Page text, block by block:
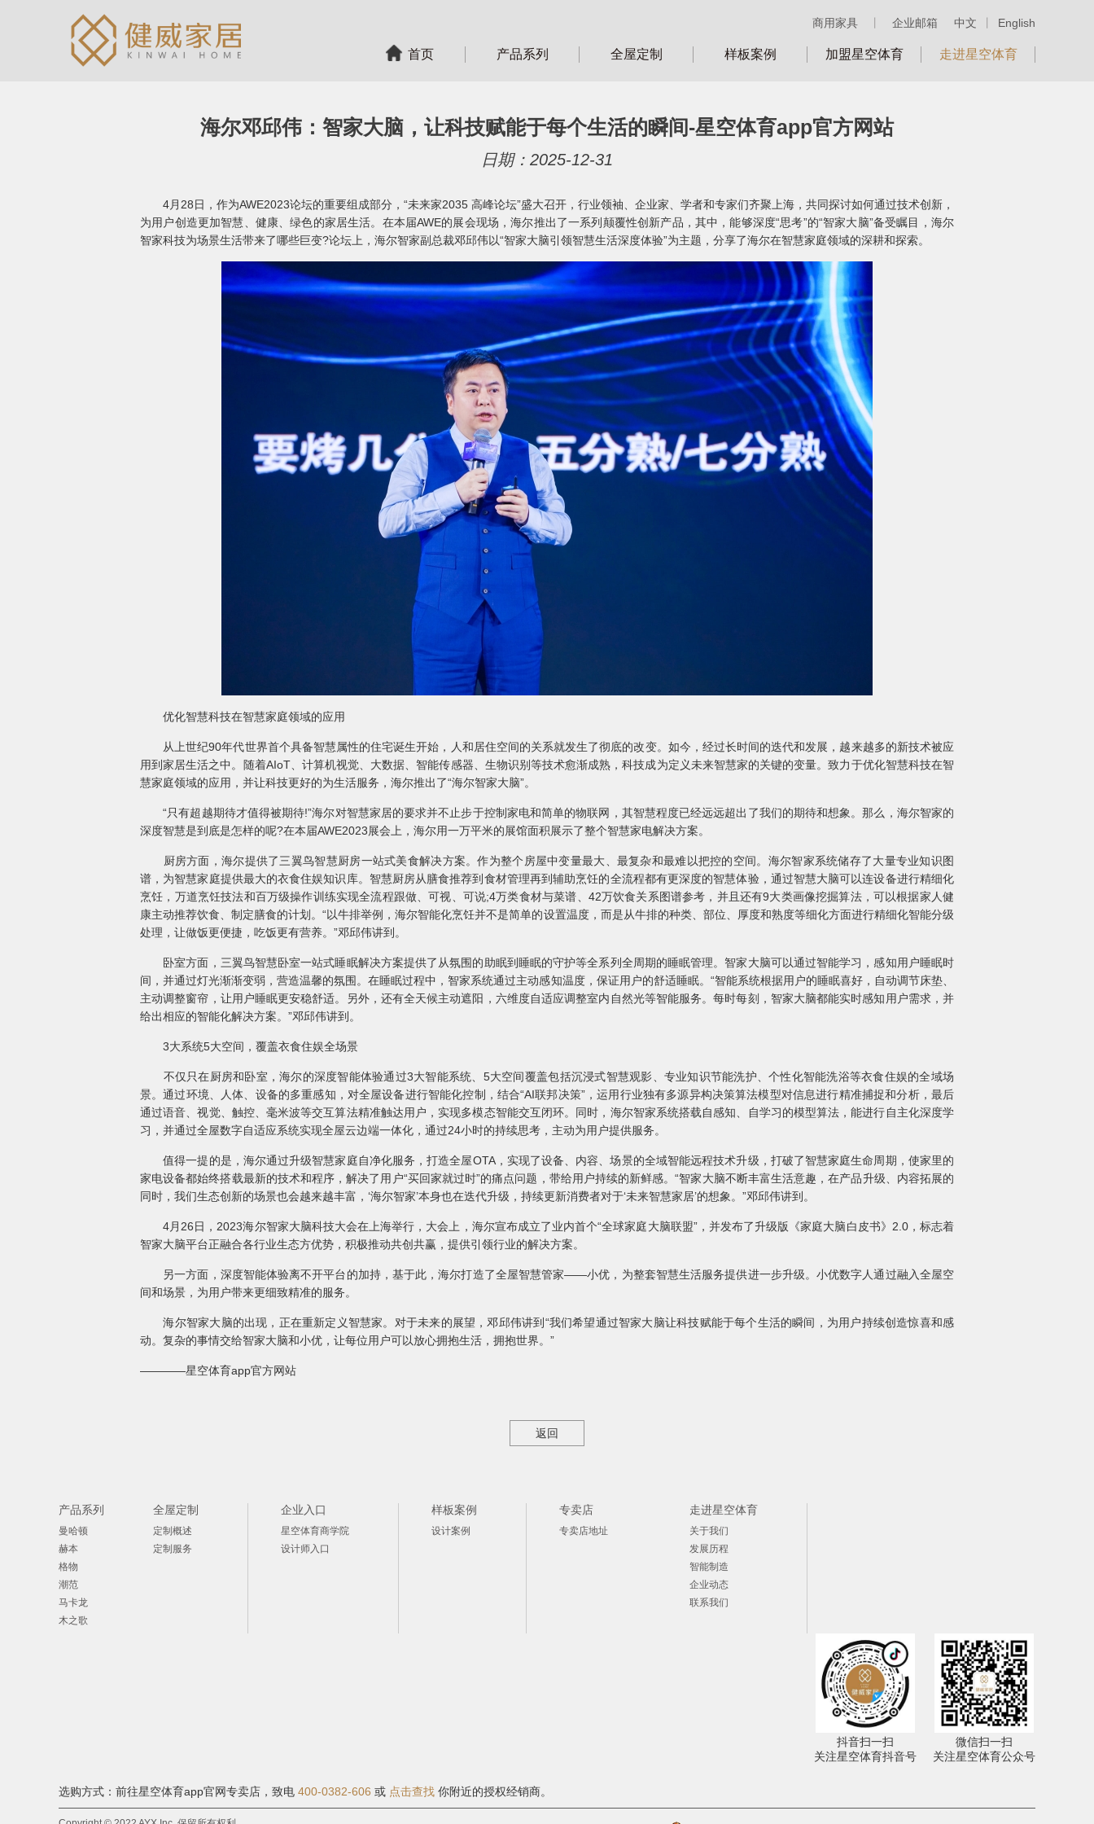
中文 English
商用家具 企业邮箱
首页 产品系列 全屋定制 样板案例 加盟星空体育 走进星空体育
海尔邓邱伟：智家大脑，让科技赋能于每个生活的瞬间-星空体育app官方网站
日期：2025-12-31
4月28日，作为AWE2023论坛的重要组成部分，“未来家2035 高峰论坛”盛大召开，行业领袖、企业家、学者和专家们齐聚上海，共同探讨如何通过技术创新，
为用户创造更加智慧、健康、绿色的家居生活。在本届AWE的展会现场，海尔推出了一系列颠覆性创新产品，其中，能够深度“思考”的“智家大脑”备受瞩目，海尔
智家科技为场景生活带来了哪些巨变?论坛上，海尔智家副总裁邓邱伟以“智家大脑引领智慧生活深度体验”为主题，分享了海尔在智慧家庭领域的深耕和探索。
优化智慧科技在智慧家庭领域的应用
从上世纪90年代世界首个具备智慧属性的住宅诞生开始，人和居住空间的关系就发生了彻底的改变。如今，经过长时间的迭代和发展，越来越多的新技术被应
用到家居生活之中。随着AIoT、计算机视觉、大数据、智能传感器、生物识别等技术愈渐成熟，科技成为定义未来智慧家的关键的变量。致力于优化智慧科技在智
慧家庭领域的应用，并让科技更好的为生活服务，海尔推出了“海尔智家大脑”。
“只有超越期待才值得被期待!”海尔对智慧家居的要求并不止步于控制家电和简单的物联网，其智慧程度已经远远超出了我们的期待和想象。那么，海尔智家的
深度智慧是到底是怎样的呢?在本届AWE2023展会上，海尔用一万平米的展馆面积展示了整个智慧家电解决方案。
厨房方面，海尔提供了三翼鸟智慧厨房一站式美食解决方案。作为整个房屋中变量最大、最复杂和最难以把控的空间。海尔智家系统储存了大量专业知识图
谱，为智慧家庭提供最大的衣食住娱知识库。智慧厨房从膳食推荐到食材管理再到辅助烹饪的全流程都有更深度的智慧体验，通过智慧大脑可以连设备进行精细化
烹饪，万道烹饪技法和百万级操作训练实现全流程跟做、可视、可说;4万类食材与菜谱、42万饮食关系图谱参考，并且还有9大类画像挖掘算法，可以根据家人健
康主动推荐饮食、制定膳食的计划。“以牛排举例，海尔智能化烹饪并不是简单的设置温度，而是从牛排的种类、部位、厚度和熟度等细化方面进行精细化智能分级
处理，让做饭更便捷，吃饭更有营养。”邓邱伟讲到。
卧室方面，三翼鸟智慧卧室一站式睡眠解决方案提供了从氛围的助眠到睡眠的守护等全系列全周期的睡眠管理。智家大脑可以通过智能学习，感知用户睡眠时
间，并通过灯光渐渐变弱，营造温馨的氛围。在睡眠过程中，智家系统通过主动感知温度，保证用户的舒适睡眠。“智能系统根据用户的睡眠喜好，自动调节床垫、
主动调整窗帘，让用户睡眠更安稳舒适。另外，还有全天候主动遮阳，六维度自适应调整室内自然光等智能服务。每时每刻，智家大脑都能实时感知用户需求，并
给出相应的智能化解决方案。”邓邱伟讲到。
3大系统5大空间，覆盖衣食住娱全场景
不仅只在厨房和卧室，海尔的深度智能体验通过3大智能系统、5大空间覆盖包括沉浸式智慧观影、专业知识节能洗护、个性化智能洗浴等衣食住娱的全域场
景。通过环境、人体、设备的多重感知，对全屋设备进行智能化控制，结合“AI联邦决策”，运用行业独有多源异构决策算法模型对信息进行精准捕捉和分析，最后
通过语音、视觉、触控、毫米波等交互算法精准触达用户，实现多模态智能交互闭环。同时，海尔智家系统搭载自感知、自学习的模型算法，能进行自主化深度学
习，并通过全屋数字自适应系统实现全屋云边端一体化，通过24小时的持续思考，主动为用户提供服务。
值得一提的是，海尔通过升级智慧家庭自净化服务，打造全屋OTA，实现了设备、内容、场景的全域智能远程技术升级，打破了智慧家庭生命周期，使家里的
家电设备都始终搭载最新的技术和程序，解决了用户“买回家就过时”的痛点问题，带给用户持续的新鲜感。“智家大脑不断丰富生活意趣，在产品升级、内容拓展的
同时，我们生态创新的场景也会越来越丰富，‘海尔智家’本身也在迭代升级，持续更新消费者对于‘未来智慧家居’的想象。”邓邱伟讲到。
4月26日，2023海尔智家大脑科技大会在上海举行，大会上，海尔宣布成立了业内首个“全球家庭大脑联盟”，并发布了升级版《家庭大脑白皮书》2.0，标志着
智家大脑平台正融合各行业生态方优势，积极推动共创共赢，提供引领行业的解决方案。
另一方面，深度智能体验离不开平台的加持，基于此，海尔打造了全屋智慧管家——小优，为整套智慧生活服务提供进一步升级。小优数字人通过融入全屋空
间和场景，为用户带来更细致精准的服务。
海尔智家大脑的出现，正在重新定义智慧家。对于未来的展望，邓邱伟讲到“我们希望通过智家大脑让科技赋能于每个生活的瞬间，为用户持续创造惊喜和感
动。复杂的事情交给智家大脑和小优，让每位用户可以放心拥抱生活，拥抱世界。”
————星空体育app官方网站
返回
产品系列
曼哈顿
赫本
格物
潮范
马卡龙
木之歌
全屋定制
定制概述
定制服务
企业入口
星空体育商学院
设计师入口
样板案例
设计案例
专卖店
专卖店地址
走进星空体育
关于我们
发展历程
智能制造
企业动态
联系我们
抖音扫一扫
关注星空体育抖音号
微信扫一扫
关注星空体育公众号
选购方式：前往星空体育app官网专卖店， 致电 400-0382-606 或 点击查找 你附近的授权经销商。